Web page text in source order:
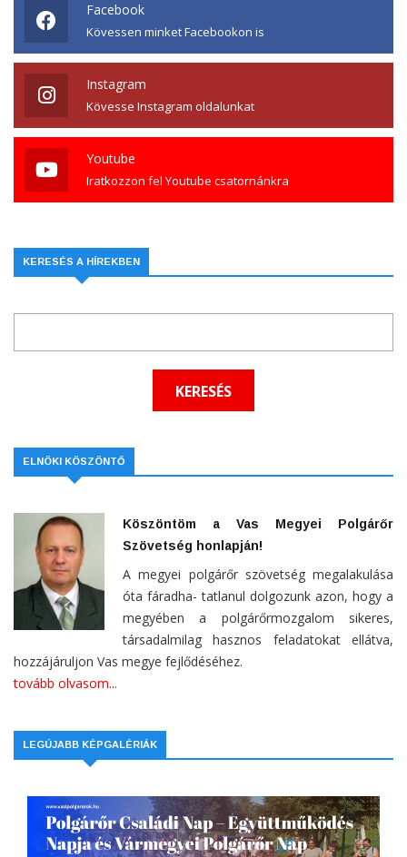
Facebook
Kövessen minket Facebookon is
Instagram
Kövesse Instagram oldalunkat
Youtube
Iratkozzon fel Youtube csatornánkra
KERESÉS A HÍREKBEN
ELNÖKI KÖSZÖNTŐ
Köszöntöm a Vas Megyei Polgárőr
Szövetség honlapján!
A megyei polgárőr szövetség megalakulása
óta fáradha- tatlanul dolgozunk azon, hogy a
megyében a polgárőrmozgalom sikeres,
társadalmilag hasznos feladatokat ellátva,
hozzájáruljon Vas megye fejlődéséhez.
tovább olvasom...
LEGÚJABB KÉPGALÉRIÁK